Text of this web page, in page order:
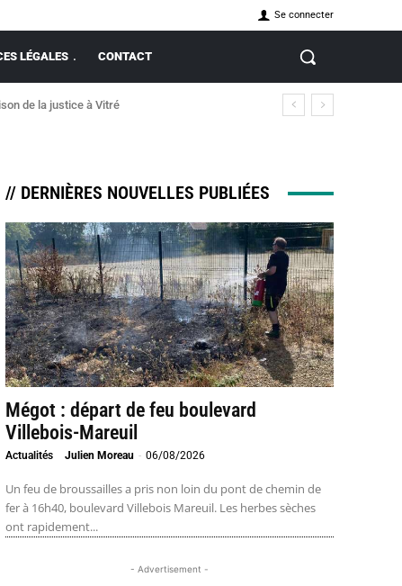
Se connecter
LÉGALES CONTACT
de la justice à Vitré
// DERNIÈRES NOUVELLES PUBLIÉES
Mégot : départ de feu boulevard
Villebois-Mareuil
Actualités Julien Moreau - 06/08/2026
Un feu de broussailles a pris non loin du pont de chemin de
fer à 16h40, boulevard Villebois Mareuil. Les herbes sèches
ont rapidement...
- Advertisement -